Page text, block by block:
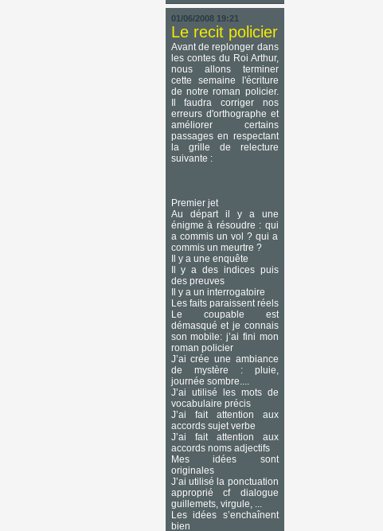
01/06/2008 19:21
Le recit policier
Avant de replonger dans
les contes du Roi Arthur,
nous allons terminer
cette semaine l'écriture
de notre roman policier.
Il faudra corriger nos
erreurs d'orthographe et
améliorer certains
passages en respectant
la grille de relecture
suivante :
Premier jet
Au départ il y a une
énigme à résoudre : qui
a commis un vol ? qui a
commis un meurtre ?
Il y a une enquête
Il y a des indices puis
des preuves
Il y a un interrogatoire
Les faits paraissent réels
Le coupable est
démasqué et je connais
son mobile: j’ai fini mon
roman policier
J’ai crée une ambiance
de mystère : pluie,
journée sombre....
J’ai utilisé les mots de
vocabulaire précis
J’ai fait attention aux
accords sujet verbe
J’ai fait attention aux
accords noms adjectifs
Mes idées sont
originales
J’ai utilisé la ponctuation
approprié cf dialogue
guillemets, virgule, ...
Les idées s’enchaînent
bien